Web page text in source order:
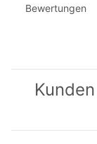
Bewertungen